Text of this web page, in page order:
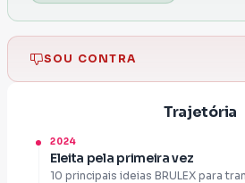
Educação transforma.
SOU CONTRA
Trajetória
2024
Eleita pela primeira vez
10 principais ideias BRULEX para